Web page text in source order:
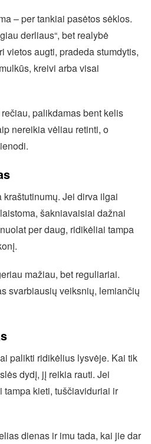
– per tankiai pasėtos sėklos.
derliaus“, bet realybė
vietos augti, pradeda stumdytis,
kreivi arba visai
palikdamas bent kelis
nereikia vėliau retinti, o
Jei dirva ilgai
šakniavaisiai dažnai
per daug, ridikėliai tampa
mažiau, bet reguliariai.
svarbiausių veiksnių, lemiančių
palikti ridikėlius lysvėje. Kai tik
dydį, jį reikia rauti. Jei
kieti, tuščiaviduriai ir
dienas ir imu tada, kai jie dar